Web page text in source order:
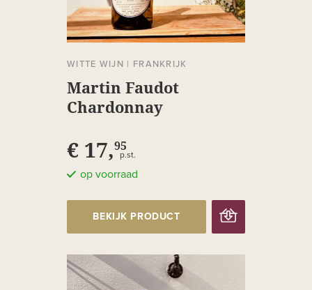
WITTE WIJN | FRANKRIJK
Martin Faudot
Chardonnay
€ 17,95
p.st.
op voorraad
BEKIJK PRODUCT